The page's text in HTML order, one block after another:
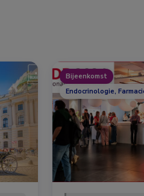
Bijeenkomst
Endocrinologie,